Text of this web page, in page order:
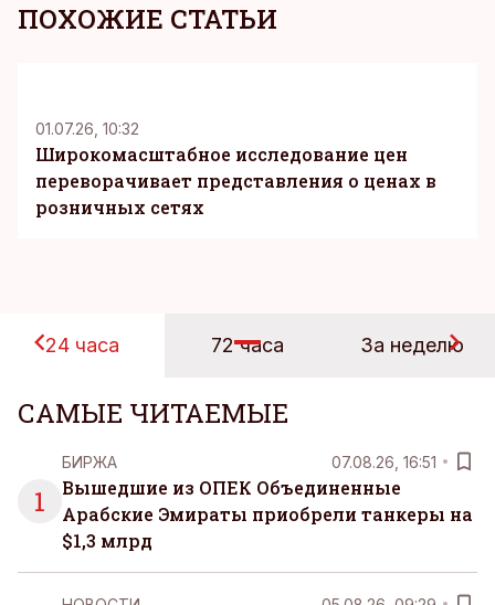
ПОХОЖИЕ СТАТЬИ
01.07.26, 10:32
Широкомасштабное исследование цен
переворачивает представления о ценах в
розничных сетях
24 часа 72 часа За неделю
САМЫЕ ЧИТАЕМЫЕ
1
БИРЖА 07.08.26, 16:51
Вышедшие из ОПЕК Объединенные
Арабские Эмираты приобрели танкеры на
$1,3 млрд